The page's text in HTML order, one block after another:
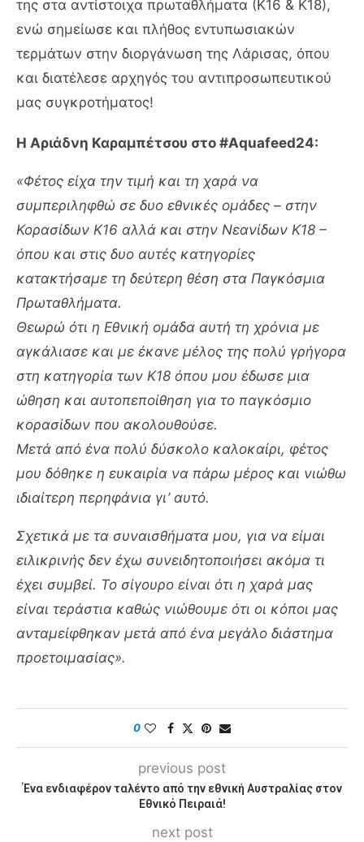
της στα αντίστοιχα πρωταθλήματα (Κ16 & Κ18),
ενώ σημείωσε και πλήθος εντυπωσιακών
τερμάτων στην διοργάνωση της Λάρισας, όπου
και διατέλεσε αρχηγός του αντιπροσωπευτικού
μας συγκροτήματος!
Η Αριάδνη Καραμπέτσου στο #Aquafeed24:
«Φέτος είχα την τιμή και τη χαρά να
συμπεριληφθώ σε δυο εθνικές ομάδες – στην
Κορασίδων Κ16 αλλά και στην Νεανίδων Κ18 –
όπου και στις δυο αυτές κατηγορίες
κατακτήσαμε τη δεύτερη θέση στα Παγκόσμια
Πρωταθλήματα.
Θεωρώ ότι η Εθνική ομάδα αυτή τη χρόνια με
αγκάλιασε και με έκανε μέλος της πολύ γρήγορα
στη κατηγορία των Κ18 όπου μου έδωσε μια
ώθηση και αυτοπεποίθηση για το παγκόσμιο
κορασίδων που ακολουθούσε.
Μετά από ένα πολύ δύσκολο καλοκαίρι, φέτος
μου δόθηκε η ευκαιρία να πάρω μέρος και νιώθω
ιδιαίτερη περηφάνια γι’ αυτό.
Σχετικά με τα συναισθήματα μου, για να είμαι
ειλικρινής δεν έχω συνειδητοποιήσει ακόμα τι
έχει συμβεί. Το σίγουρο είναι ότι η χαρά μας
είναι τεράστια καθώς νιώθουμε ότι οι κόποι μας
ανταμείφθηκαν μετά από ένα μεγάλο διάστημα
προετοιμασίας».
0
previous post
Ένα ενδιαφέρον ταλέντο από την εθνική Αυστραλίας στον
Εθνικό Πειραιά!
next post